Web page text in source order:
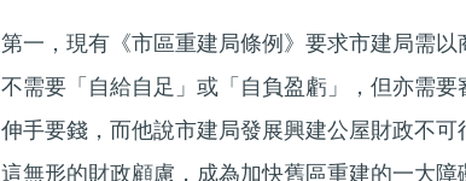
第一，現有《市區重建局條例》要求市建局需
不需要「自給自足」或「自負盈虧」，但亦需
伸手要錢，而他說市建局發展興建公屋財政不可
這無形的財政顧慮，成為加快舊區重建的一大障